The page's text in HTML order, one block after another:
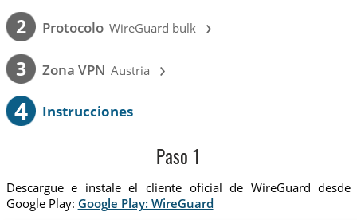
2 Protocolo WireGuard bulk ›
3 Zona VPN Austria ›
4 Instrucciones
Paso 1
Descargue e instale el cliente oficial de WireGuard desde
Google Play: Google Play: WireGuard